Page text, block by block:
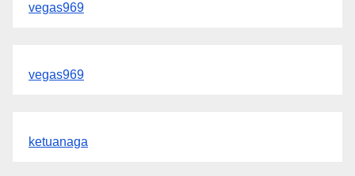
vegas969
vegas969
ketuanaga